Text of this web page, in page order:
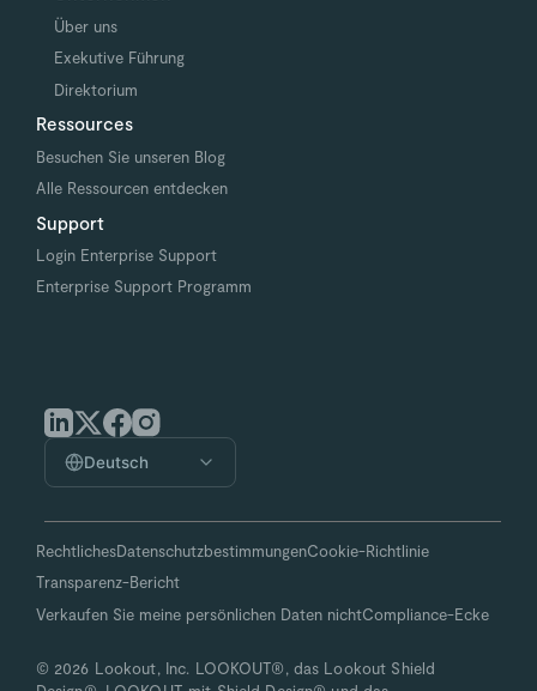
Über uns
Exekutive Führung
Direktorium
Ressources
Besuchen Sie unseren Blog
Alle Ressourcen entdecken
Support
Login Enterprise Support
Enterprise Support Programm
Deutsch
RechtlichesDatenschutzbestimmungenCookie-Richtlinie
Transparenz-Bericht
Verkaufen Sie meine persönlichen Daten nichtCompliance-Ecke
© 2026 Lookout, Inc. LOOKOUT®, das Lookout Shield